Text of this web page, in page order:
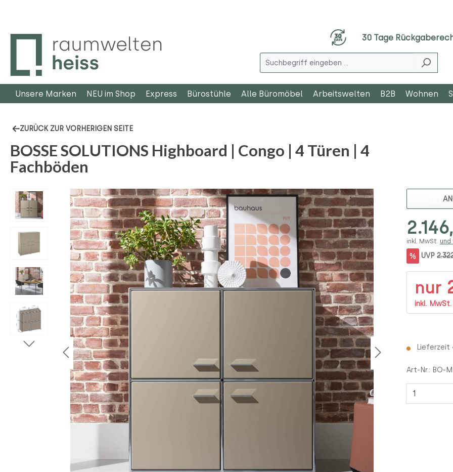
30 Tage
Unsere Marken NEU im Shop Express Bürostühle Alle Büromöbel Arbeitswelten B2B Wohnen
ZURÜCK ZUR VORHERIGEN SEITE
BOSSE SOLUTIONS Highboard | Congo | 4 Türen | 4
Fachböden
Bildergalerie überspringen
inkl. MwSt.
% UVP
nur
inkl.
Lieferzeit
Art-Nr.: BO-
Anzahl